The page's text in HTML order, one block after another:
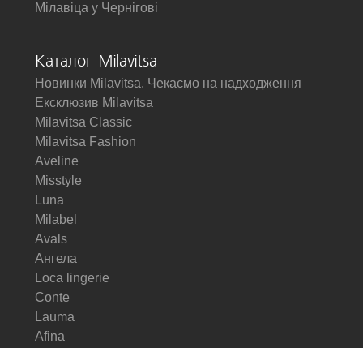
Мілавіца у Чернігові
Каталог Milavitsa
Новинки Milavitsa. Чекаємо на надходження
Ексклюзив Milavitsa
Milavitsa Classic
Milavitsa Fashion
Aveline
Misstyle
Luna
Milabel
Avals
Ангела
Loca lingerie
Conte
Lauma
Afina